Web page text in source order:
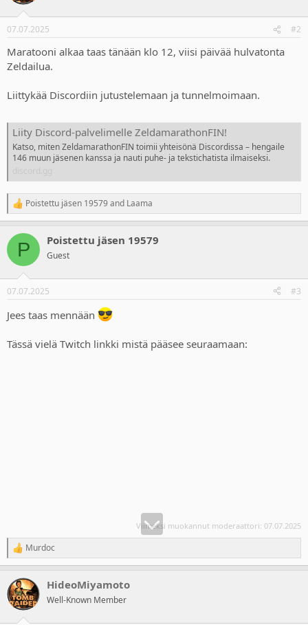
s
07.07.2025 #2
Maratooni alkaa taas tänään klo 12, viisi päivää hulvatonta
Zeldailua.
Liittykää Discordiin jutustelemaan ja tunnelmoimaan.
Liity Discord-palvelimelle ZeldamarathonFIN!
Katso, miten ZeldamarathonFIN toimii yhteisönä Discordissa – hengaile
146 muun jäsenen kanssa ja nauti puhe- ja tekstichatista ilmaiseksi.
R
e
c
i
s
Poistettu jäsen 19579and Laama
P Poistettu jäsen 19579
Guest
07.07.2025 #3
Jees taas mennään
Tässä vielä Twitch linkki mistä pääsee seuraamaan:
Viimeksi muokannut moderaattori: 07.07.2025
R
e
c
t
i
Murdoc
HideoMiyamoto
Well-Known Member